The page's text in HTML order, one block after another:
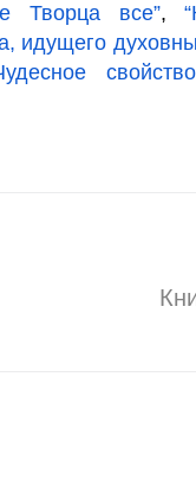
Творца все”,
идущего